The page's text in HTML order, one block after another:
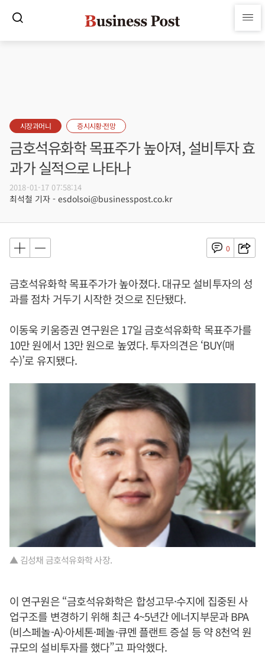
시장과머니 증시시황·전망
금호석유화학 목표주가 높아져, 설비투자 효
과가 실적으로 나타나
2018-01-17 07:58:14
최석철 기자 - esdolsoi@businesspost.co.kr
0
금호석유화학 목표주가가 높아졌다. 대규모 설비투자의 성
과를 점차 거두기 시작한 것으로 진단됐다.
이동욱 키움증권 연구원은 17일 금호석유화학 목표주가를
10만 원에서 13만 원으로 높였다. 투자의견은 ‘BUY(매
수)’로 유지됐다.
▲ 김성채 금호석유화학 사장.
이 연구원은 “금호석유화학은 합성고무·수지에 집중된 사
업구조를 변경하기 위해 최근 4~5년간 에너지부문과 BPA
(비스페놀-A)·아세톤·페놀·큐멘 플랜트 증설 등 약 8천억 원
규모의 설비투자를 했다”고 파악했다.